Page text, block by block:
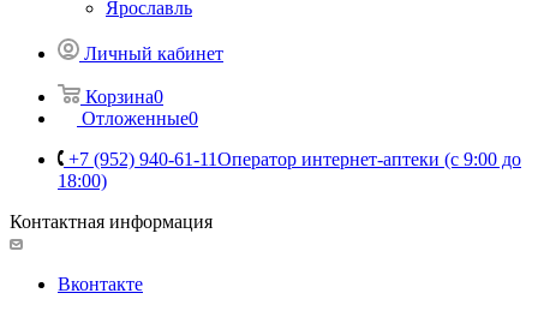
Ярославль
Личный кабинет
Корзина0
Отложенные0
+7 (952) 940-61-11Оператор интернет-аптеки (с 9:00 до
18:00)
Контактная информация
Вконтакте